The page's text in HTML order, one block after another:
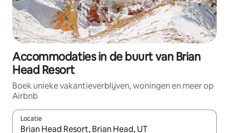
Accommodaties in de buurt van Brian
Head Resort
Boek unieke vakantieverblijven, woningen en meer op
Airbnb
Locatie
Wanneer er resultaten beschikbaar zijn, maak je een keuze